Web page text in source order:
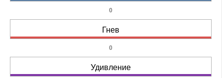
0
Гнев
0
Удивление